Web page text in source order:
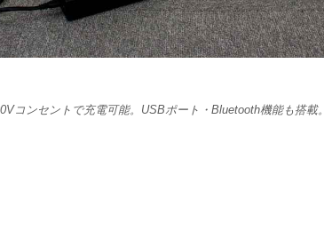
電動キックボード
ライフスタイル
コンセントで充電可能。USBポート・Bluetooth機能も搭載。